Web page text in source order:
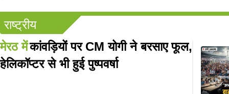
राष्ट्रीय
मेरठ मेंकांवड़ियों पर CM योगी ने बरसाए फूल,
हेलिकॉप्टर से भी हुई पुष्पवर्षा